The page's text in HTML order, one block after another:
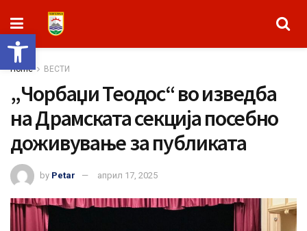
Open toolbar
Home ВЕСТИ
„Чорбаџи Теодос“ во изведба
на Драмската секција посебно
доживување за публиката
by Petar април 17, 2025